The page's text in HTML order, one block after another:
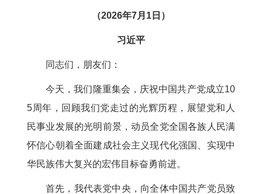
（2026年7月1日）
习近平
同志们，朋友们：
今天，我们隆重集会，庆祝中国共产党成立10
5周年，回顾我们党走过的光辉历程，展望党和人
民事业发展的光明前景，动员全党全国各族人民满
怀信心朝着全面建成社会主义现代化强国、实现中
华民族伟大复兴的宏伟目标奋勇前进。
首先，我代表党中央，向全体中国共产党员致